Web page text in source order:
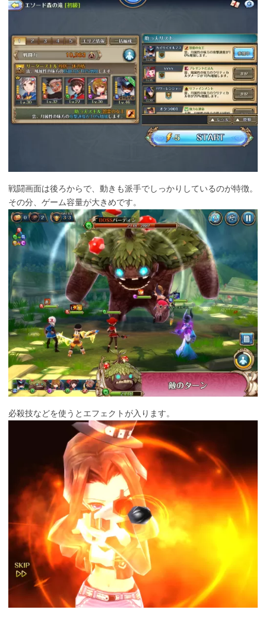
戦闘画面は後ろからで、動きも派手でしっかりしているのが特徴。
その分、ゲーム容量が大きめです。
必殺技などを使うとエフェクトが入ります。